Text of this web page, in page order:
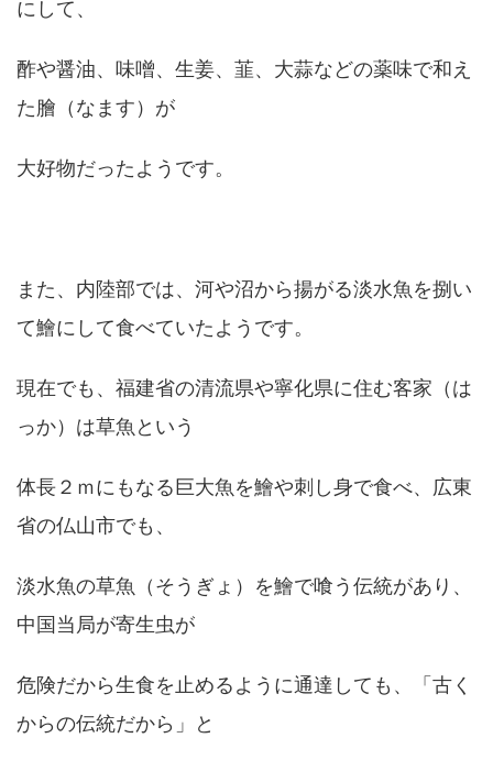
にして、
酢や醤油、味噌、生姜、韮、大蒜などの薬味で和え
た膾（なます）が
大好物だったようです。
また、内陸部では、河や沼から揚がる淡水魚を捌い
て鱠にして食べていたようです。
現在でも、福建省の清流県や寧化県に住む客家（は
っか）は草魚という
体長２ｍにもなる巨大魚を鱠や刺し身で食べ、広東
省の仏山市でも、
淡水魚の草魚（そうぎょ）を鱠で喰う伝統があり、
中国当局が寄生虫が
危険だから生食を止めるように通達しても、「古く
からの伝統だから」と